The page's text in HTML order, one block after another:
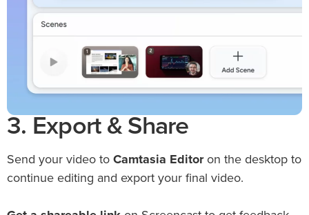
3. Export & Share
Send your video to Camtasia Editoron the desktop to
continue editing and export your final video.